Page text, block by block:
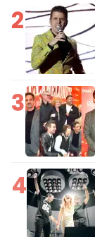
2
3
4